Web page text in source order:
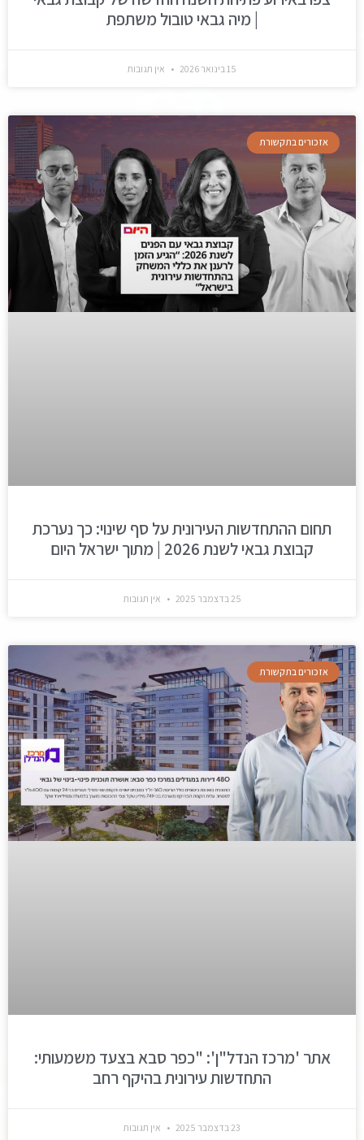
| מיה גבאי טובול משתפת
15 בינואר 2026 אין תגובות
אזכורים בתקשורת
תחום ההתחדשות העירונית על סף שינוי: כך נערכת
קבוצת גבאי לשנת 2026 | מתוך ישראל היום
25 בדצמבר 2025 אין תגובות
אזכורים בתקשורת
אתר 'מרכז הנדל"ן': "כפר סבא בצעד משמעותי:
התחדשות עירונית בהיקף רחב
23 בדצמבר 2025 אין תגובות